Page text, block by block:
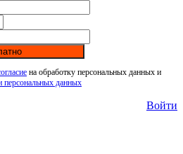
на обработку персональных данных и
персональных данных
Войти